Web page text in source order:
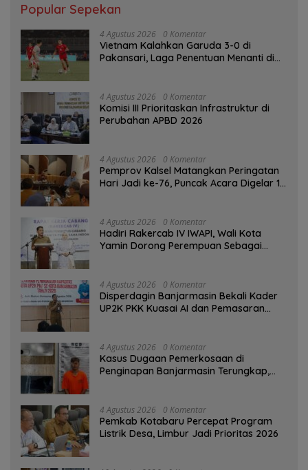
Popular Sepekan
4 Agustus 2026 0 Komentar
Vietnam Kalahkan Garuda 3-0 di
Pakansari, Laga Penentuan Menanti di
4 Agustus 2026 0 Komentar
‎Komisi III Prioritaskan Infrastruktur di
Perubahan APBD 2026
4 Agustus 2026 0 Komentar
Pemprov Kalsel Matangkan Peringatan
Hari Jadi ke-76, Puncak Acara Digelar 13
4 Agustus 2026 0 Komentar
Hadiri Rakercab IV IWAPI, Wali Kota
Yamin Dorong Perempuan Sebagai
4 Agustus 2026 0 Komentar
Disperdagin Banjarmasin Bekali Kader
UP2K PKK Kuasai AI dan Pemasaran
4 Agustus 2026 0 Komentar
Kasus Dugaan Pemerkosaan di
Penginapan Banjarmasin Terungkap,
4 Agustus 2026 0 Komentar
Pemkab Kotabaru Percepat Program
Listrik Desa, Limbur Jadi Prioritas 2026